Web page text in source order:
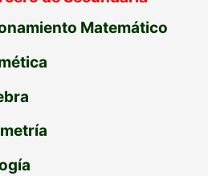
Matemático